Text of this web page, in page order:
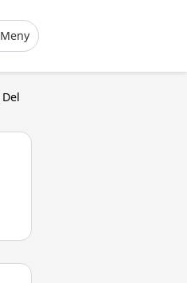
Meny
Del